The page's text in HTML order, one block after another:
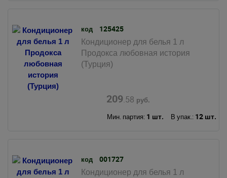
код 125425
Кондиционер для белья 1 л
Продокса любовная история
(Турция)
209.58 руб.
Мин. партия: 1 шт. В упак.: 12 шт.
код 001727
Кондиционер для белья 1 л